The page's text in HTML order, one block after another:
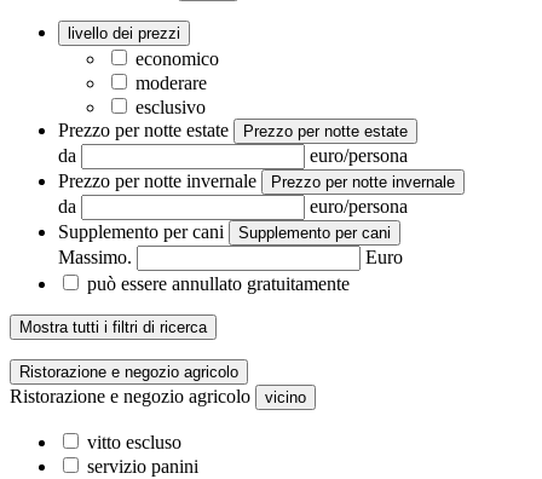
livello dei prezzi
economico
moderare
esclusivo
Prezzo per notte estate
Prezzo per notte estate
da
euro/persona
Prezzo per notte invernale
Prezzo per notte invernale
da
euro/persona
Supplemento per cani
Supplemento per cani
Massimo.
Euro
può essere annullato gratuitamente
Mostra tutti i filtri di ricerca
Ristorazione e negozio agricolo
Ristorazione e negozio agricolo vicino
vitto escluso
servizio panini